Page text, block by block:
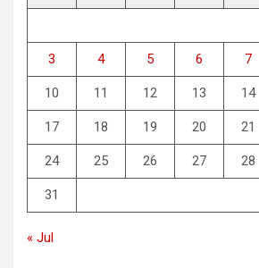
3 4 5 6 7
10 11 12 13 14
17 18 19 20 21
24 25 26 27 28
31
« Jul